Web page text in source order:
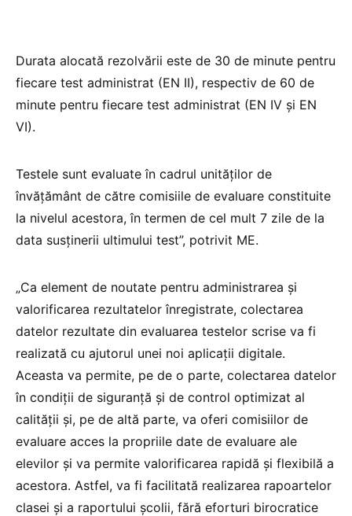
Durata alocată rezolvării este de 30 de minute pentru
fiecare test administrat (EN II), respectiv de 60 de
minute pentru fiecare test administrat (EN IV și EN
VI).
Testele sunt evaluate în cadrul unităţilor de
învăţământ de către comisiile de evaluare constituite
la nivelul acestora, în termen de cel mult 7 zile de la
data susținerii ultimului test”, potrivit ME.
„Ca element de noutate pentru administrarea și
valorificarea rezultatelor înregistrate, colectarea
datelor rezultate din evaluarea testelor scrise va fi
realizată cu ajutorul unei noi aplicații digitale.
Aceasta va permite, pe de o parte, colectarea datelor
în condiții de siguranță și de control optimizat al
calității și, pe de altă parte, va oferi comisiilor de
evaluare acces la propriile date de evaluare ale
elevilor și va permite valorificarea rapidă și flexibilă a
acestora. Astfel, va fi facilitată realizarea rapoartelor
clasei și a raportului școlii, fără eforturi birocratice